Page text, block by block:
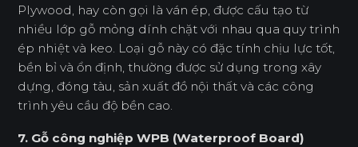
Plywood, hay còn gọi là ván ép, được cấu tạo từ
nhiều lớp gỗ mỏng dính chặt với nhau qua quy trình
ép nhiệt và keo. Loại gỗ này có đặc tính chịu lực tốt,
bền bỉ và ổn định, thường được sử dụng trong xây
dựng, đóng tàu, sản xuất đồ nội thất và các công
trình yêu cầu độ bền cao.
7. Gỗ công nghiệp WPB (Waterproof Board)